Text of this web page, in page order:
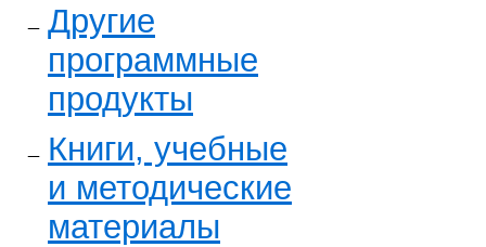
Другие
программные
продукты
Книги, учебные
и методические
материалы